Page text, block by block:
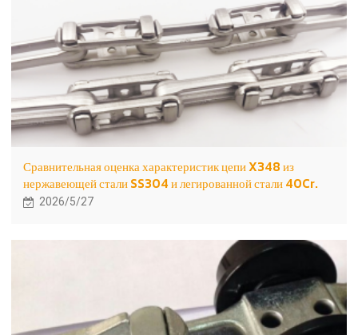
Сравнительная оценка характеристик цепи X348 из
нержавеющей стали SS304 и легированной стали 40Cr.
2026/5/27